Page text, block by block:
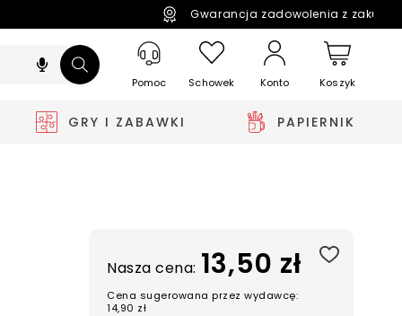
Gwarancja zadowolenia z
Pomoc Schowek Konto Koszyk
GRY I ZABAWKI PAPIERNIK
Nasza cena: 13,50 zł
Cena sugerowana przez wydawcę:
14,90 zł